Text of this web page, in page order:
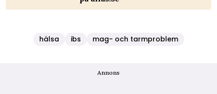
hälsa ibs mag- och tarmproblem
Annons